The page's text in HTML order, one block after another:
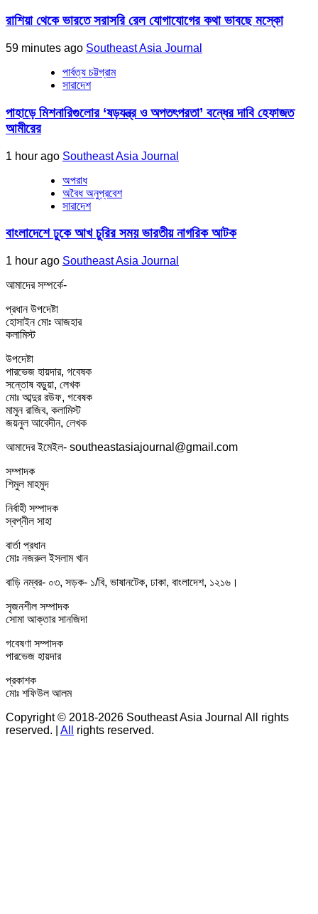
রাশিয়া থেকে ভারতে সরাসরি রেল যোগাযোগের কথা ভাবছে মস্কো
59 minutes ago Southeast Asia Journal
পার্বত্য চট্টগ্রাম
সারাদেশ
পাহাড়ে মিশনারিগুলোর ‘ষড়যন্ত্র ও অপতৎপরতা’ বন্ধের দাবি হেফাজত
আমীরের
1 hour ago Southeast Asia Journal
অপরাধ
অবৈধ অনুপ্রবেশ
সারাদেশ
বাংলাদেশে ঢুকে আখ চুরির সময় ভারতীয় নাগরিক আটক
1 hour ago Southeast Asia Journal
আমাদের সম্পর্কে-
প্রধান উপদেষ্টা
হোসাইন মোঃ আজহার
কলামিস্ট
উপদেষ্টা
পারভেজ হায়দার, গবেষক
সন্তোষ বড়ুয়া, লেখক
মোঃ আব্দুর রউফ, গবেষক
মামুন রাজিব, কলামিস্ট
জয়নুল আবেদীন, লেখক
আমাদের ইমেইল- southeastasiajournal@gmail.com
সম্পাদক
শিমুল মাহমুদ
নির্বাহী সম্পাদক
স্বপ্নীল সাহা
বার্তা প্রধান
মোঃ নজরুল ইসলাম খান
বাড়ি নম্বর- ০৩, সড়ক- ১/বি, ভাষানটেক, ঢাকা, বাংলাদেশ, ১২১৬।
সৃজনশীল সম্পাদক
সোমা আক্তার সানজিদা
গবেষণা সম্পাদক
পারভেজ হায়দার
প্রকাশক
মোঃ শফিউল আলম
Copyright © 2018-2026 Southeast Asia Journal All rights
reserved.
All rights reserved.